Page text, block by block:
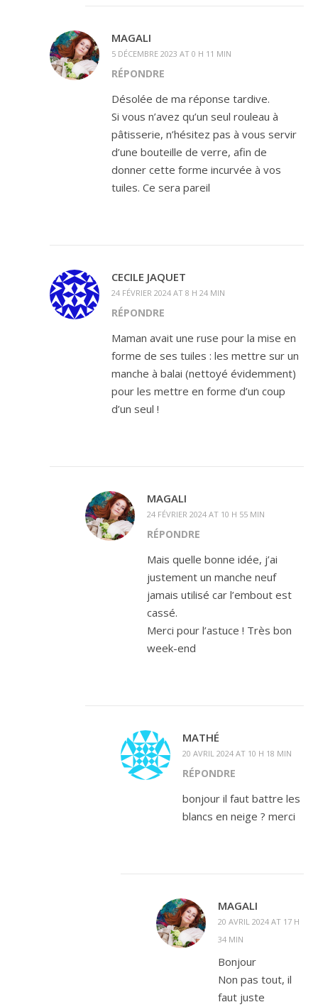
MAGALI
5 DÉCEMBRE 2023 AT 0 H 11 MIN
RÉPONDRE
Désolée de ma réponse tardive.
Si vous n’avez qu’un seul rouleau à
pâtisserie, n’hésitez pas à vous servir
d’une bouteille de verre, afin de
donner cette forme incurvée à vos
tuiles. Ce sera pareil
CECILE JAQUET
24 FÉVRIER 2024 AT 8 H 24 MIN
RÉPONDRE
Maman avait une ruse pour la mise en
forme de ses tuiles : les mettre sur un
manche à balai (nettoyé évidemment)
pour les mettre en forme d’un coup
d’un seul !
MAGALI
24 FÉVRIER 2024 AT 10 H 55 MIN
RÉPONDRE
Mais quelle bonne idée, j’ai
justement un manche neuf
jamais utilisé car l’embout est
cassé.
Merci pour l’astuce ! Très bon
week-end
MATHÉ
20 AVRIL 2024 AT 10 H 18 MIN
RÉPONDRE
bonjour il faut battre les
blancs en neige ? merci
MAGALI
20 AVRIL 2024 AT 17 H
34 MIN
Bonjour
Non pas tout, il
faut juste